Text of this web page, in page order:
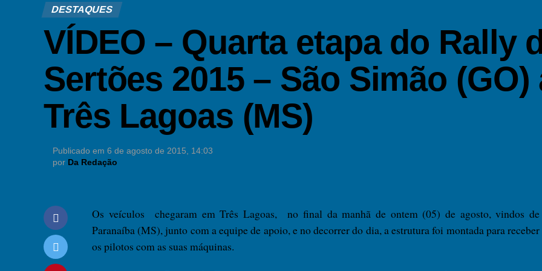
DESTAQUES
VÍDEO – Quarta etapa do Rally
Sertões 2015 – São Simão (GO)
Três Lagoas (MS)
Publicado em 6 de agosto de 2015, 14:03
por Da Redação
Os veículos chegaram em Três Lagoas, no final da manhã de ontem (05) de agosto, vindos de
Paranaíba (MS), junto com a equipe de apoio, e no decorrer do dia, a estrutura foi montada para receber
os pilotos com as suas máquinas.